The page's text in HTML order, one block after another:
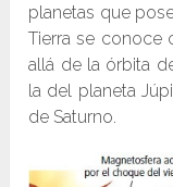
planetas que
Tierra se conoce
allá de la órbita
la del planeta
de Saturno.